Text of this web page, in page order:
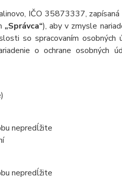
IČO 35873337, zapísaná
„Správca“), aby v zmysle
so spracovaním osobných
o ochrane osobných
nepredĺžite
nepredĺžite